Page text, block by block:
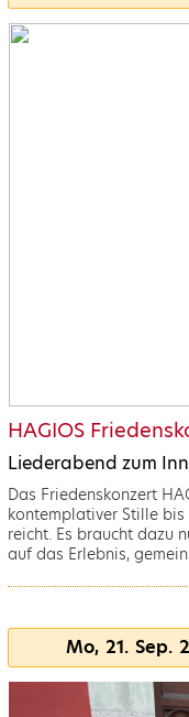
HAGIOS
Liederabend zum
Das Friedenskonzert
kontemplativer Stille
reicht. Es braucht dazu
auf das Erlebnis,
Mo, 21. Sep.